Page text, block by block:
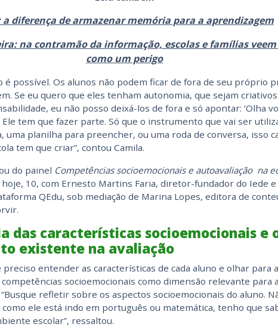
diferença de armazenar memória para a aprendizagem
na contramão da informação, escolas e famílias
como um perigo
é possível. Os alunos não podem ficar de fora de seu próprio
Se eu quero que eles tenham autonomia, que sejam
eu não posso deixá-los de fora e só apontar: ‘Olha
Ele tem que fazer parte. Só que o instrumento que vai ser
uma planilha para preencher, ou uma roda de conversa, isso
tem que criar”, contou Camila.
do painel Competências socioemocionais e autoavaliação na
10, com Ernesto Martins Faria, diretor-fundador do Iede e
QEdu, sob mediação de Marina Lopes, editora de
das características socioemocionais e
existente na avaliação
preciso entender as características de cada aluno e olhar para
socioemocionais como dimensão relevante para a
refletir sobre os aspectos socioemocionais do aluno.
ele está indo em português ou matemática, tenho que
escolar”, ressaltou.